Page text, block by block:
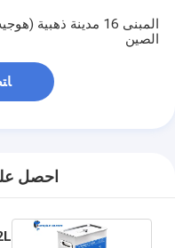
المبنى 16 مدينة
الصين
احصل